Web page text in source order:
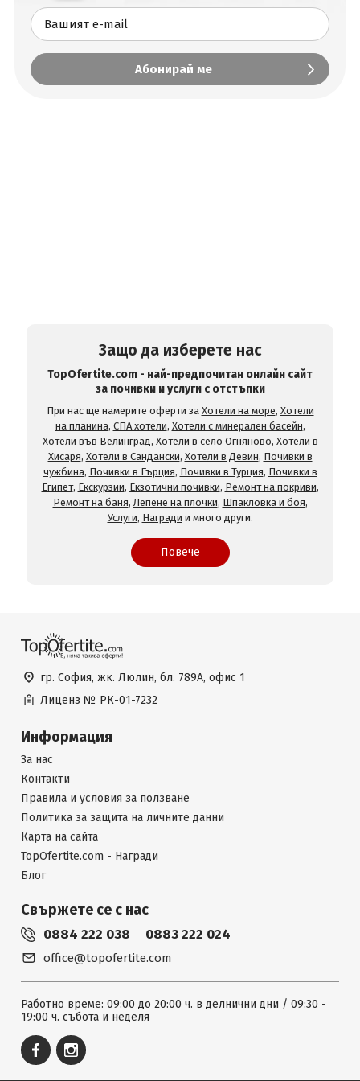
Защо да изберете нас
TopOfertite.com - най-предпочитан онлайн сайт
за почивки и услуги с отстъпки
При нас ще намерите оферти за Хотели на море, Хотели
на планина, СПА хотели, Хотели с минерален басейн,
Хотели във Велинград, Хотели в село Огняново, Хотели в
Хисаря, Хотели в Сандански, Хотели в Девин, Почивки в
чужбина, Почивки в Гърция, Почивки в Турция, Почивки в
Египет, Екскурзии, Екзотични почивки, Ремонт на покриви,
Ремонт на баня, Лепене на плочки, Шпакловка и боя,
Услуги, Награди и много други.
Повече
гр. София, жк. Люлин, бл. 789А, офис 1
Лиценз № РК-01-7232
Информация
За нас
Контакти
Правила и условия за ползване
Политика за защита на личните данни
Карта на сайта
TopOfertite.com - Награди
Блог
Свържете се с нас
0884 222 038 0883 222 024
office@topofertite.com
Работно време: 09:00 до 20:00 ч. в делнични дни / 09:30 -
19:00 ч. събота и неделя